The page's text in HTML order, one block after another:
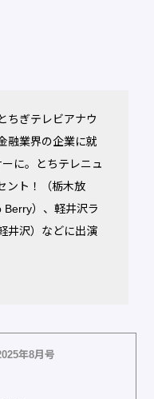
ちぎテレビアナウ
融業界の企業に就
に。とちテレニュ
ント！（栃木放
）、軽井沢ラ
井沢）などに出演
年8月号